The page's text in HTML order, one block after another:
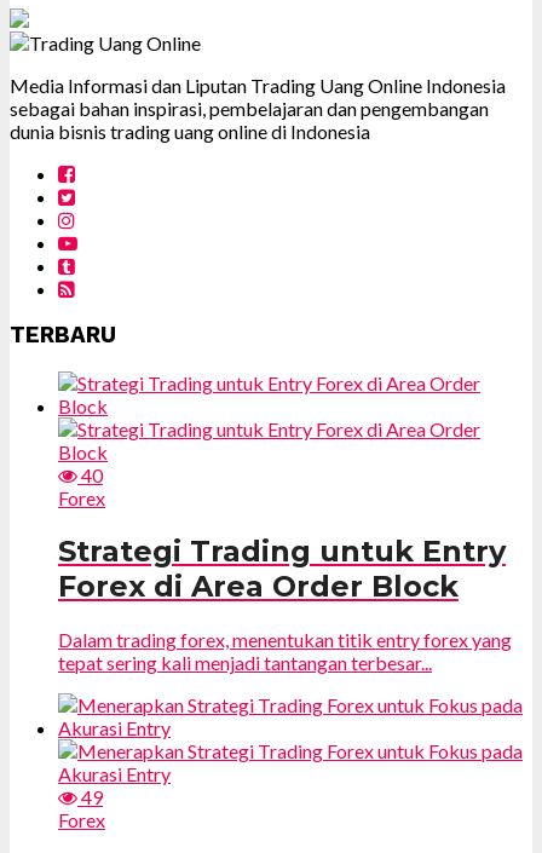
Media Informasi dan Liputan Trading Uang Online Indonesia
sebagai bahan inspirasi, pembelajaran dan pengembangan
dunia bisnis trading uang online di Indonesia
TERBARU
40
Forex
Strategi Trading untuk Entry
Forex di Area Order Block
Dalam trading forex, menentukan titik entry forex yang
tepat sering kali menjadi tantangan terbesar...
49
Forex